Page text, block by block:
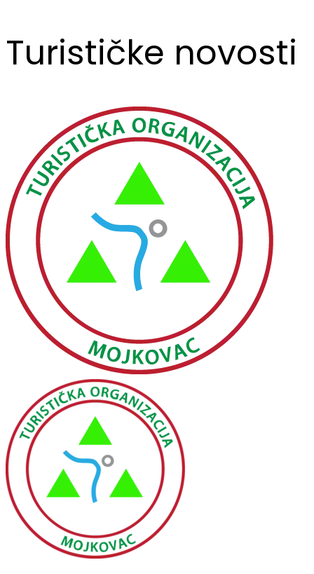
Turističke novosti